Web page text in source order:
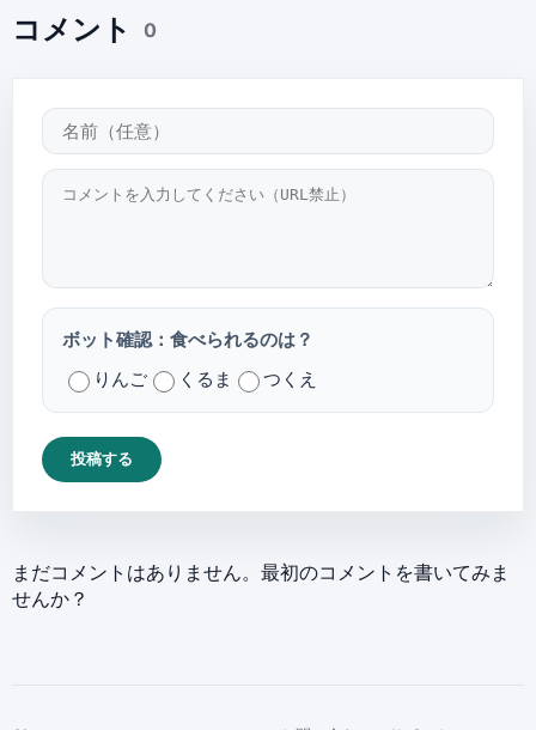
コメント 0
ボット確認：食べられるのは？
りんご
くるま つくえ
投稿する
まだコメントはありません。最初のコメントを書いてみま
せんか？